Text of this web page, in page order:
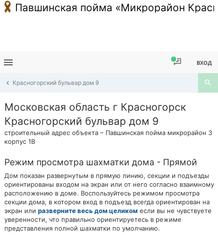
Павшинская пойма «Микрорайон
ВХОД
Красногорский бульвар дом 9
Московская область г Красногорск
Красногорский бульвар дом 9
строительный адрес объекта – Павшинская пойма микрорайон 3
корпус 1В
Режим просмотра шахматки дома - Прямой
Дом показан развернутым в прямую линию, секции и подъезды
ориентированы входом на экран или от него согласно взаимному
расположению в доме. Воспользуйтесь режимом просмотра
секции дома, в котором вход в подъезд всегда ориентирован на
экран или разверните весь дом целиком если вы не чувствуете
уверенности, что правильно ориентируетесь в режиме
представления полной шахматки по умолчанию.